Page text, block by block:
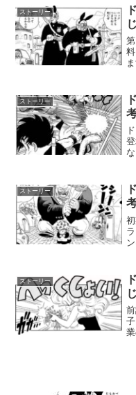
ストーリー
ストーリー
ストーリー
ストーリー